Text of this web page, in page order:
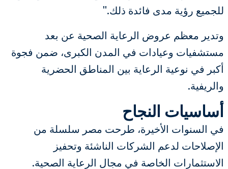
للجميع رؤية مدى فائدة ذلك."
وتدير معظم عروض الرعاية الصحية عن بعد
مستشفيات وعيادات في المدن الكبرى، ضمن فجوة
أكبر في نوعية الرعاية بين المناطق الحضرية
والريفية.
أساسيات النجاح
في السنوات الأخيرة، طرحت مصر سلسلة من
الإصلاحات لدعم الشركات الناشئة وتحفيز
الاستثمارات الخاصة في مجال الرعاية الصحية.